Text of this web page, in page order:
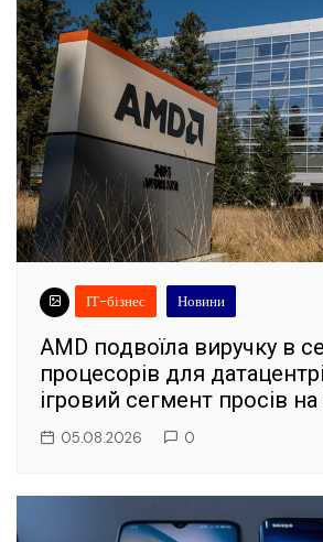
ІТ-бізнес Новини
AMD подвоїла виручку в
процесорів для
ігровий сегмент просів на
05.08.2026 0